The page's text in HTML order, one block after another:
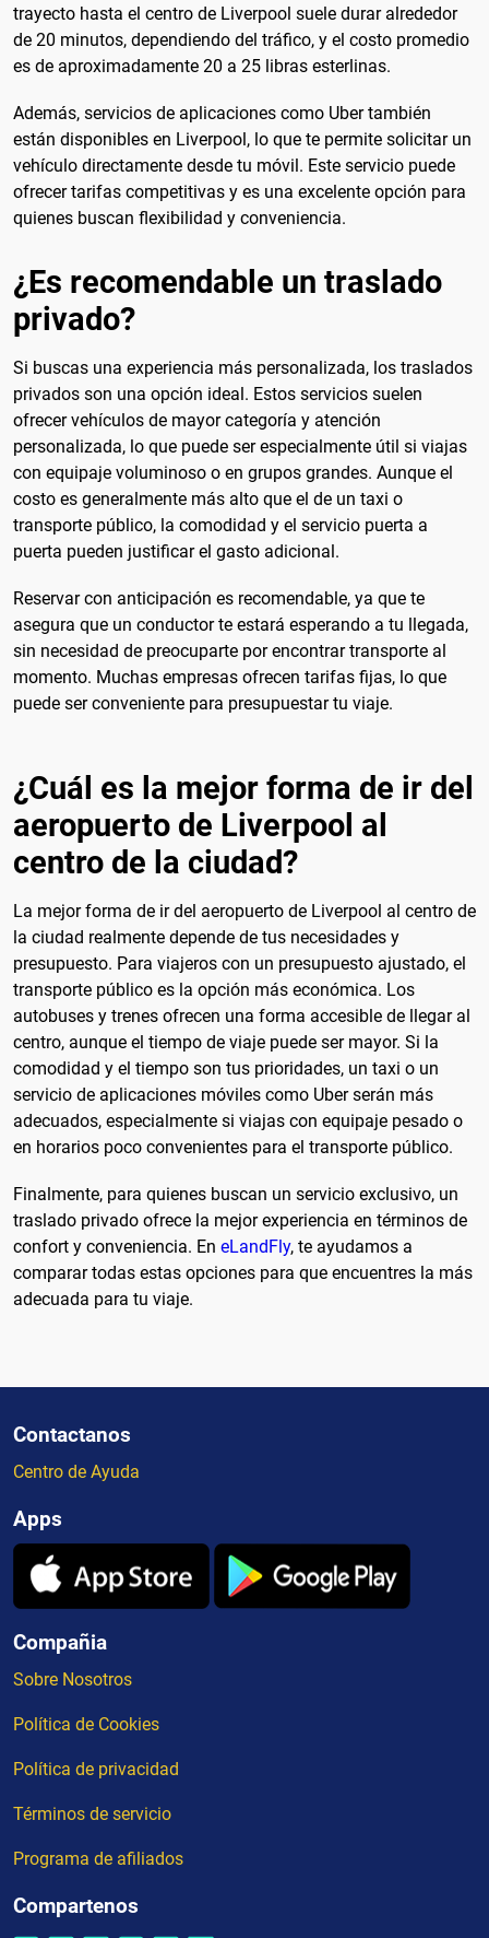
trayecto hasta el centro de Liverpool suele durar alrededor
de 20 minutos, dependiendo del tráfico, y el costo promedio
es de aproximadamente 20 a 25 libras esterlinas.
Además, servicios de aplicaciones como Uber también
están disponibles en Liverpool, lo que te permite solicitar un
vehículo directamente desde tu móvil. Este servicio puede
ofrecer tarifas competitivas y es una excelente opción para
quienes buscan flexibilidad y conveniencia.
¿Es recomendable un traslado
privado?
Si buscas una experiencia más personalizada, los traslados
privados son una opción ideal. Estos servicios suelen
ofrecer vehículos de mayor categoría y atención
personalizada, lo que puede ser especialmente útil si viajas
con equipaje voluminoso o en grupos grandes. Aunque el
costo es generalmente más alto que el de un taxi o
transporte público, la comodidad y el servicio puerta a
puerta pueden justificar el gasto adicional.
Reservar con anticipación es recomendable, ya que te
asegura que un conductor te estará esperando a tu llegada,
sin necesidad de preocuparte por encontrar transporte al
momento. Muchas empresas ofrecen tarifas fijas, lo que
puede ser conveniente para presupuestar tu viaje.
¿Cuál es la mejor forma de ir del
aeropuerto de Liverpool al
centro de la ciudad?
La mejor forma de ir del aeropuerto de Liverpool al centro de
la ciudad realmente depende de tus necesidades y
presupuesto. Para viajeros con un presupuesto ajustado, el
transporte público es la opción más económica. Los
autobuses y trenes ofrecen una forma accesible de llegar al
centro, aunque el tiempo de viaje puede ser mayor. Si la
comodidad y el tiempo son tus prioridades, un taxi o un
servicio de aplicaciones móviles como Uber serán más
adecuados, especialmente si viajas con equipaje pesado o
en horarios poco convenientes para el transporte público.
Finalmente, para quienes buscan un servicio exclusivo, un
traslado privado ofrece la mejor experiencia en términos de
confort y conveniencia. En eLandFly, te ayudamos a
comparar todas estas opciones para que encuentres la más
adecuada para tu viaje.
Contactanos
Centro de Ayuda
Apps
Compañia
Sobre Nosotros
Política de Cookies
Política de privacidad
Términos de servicio
Programa de afiliados
Compartenos